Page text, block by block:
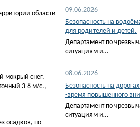
области
мокрый снег.
3-8 м/с.,
осадков, по
09.06.2026
Безопасность на
для родителей и детей.
Департамент по
ситуациям и…
08.06.2026
Безопасность на
-время повышенного
Департамент по
ситуациям и…